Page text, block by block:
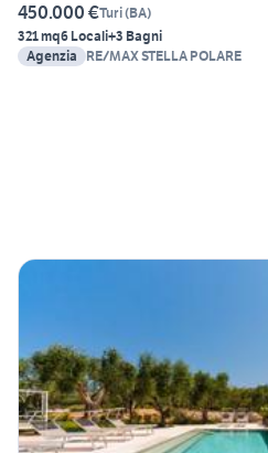
450.000 €Turi(BA)
321 mq6 Locali+3 Bagni
Agenzia
RE/MAX STELLA POLARE